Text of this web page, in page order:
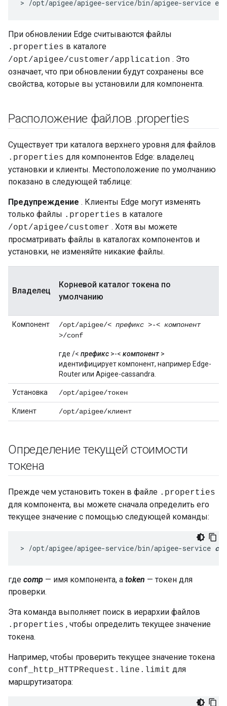
> /opt/apigee/apigee-service/bin/apigee-service
При обновлении Edge считываются файлы
.properties в каталоге
/opt/apigee/customer/application . Это
означает, что при обновлении будут сохранены все
свойства, которые вы установили для компонента.
Расположение файлов .properties
Существует три каталога верхнего уровня для файлов
.properties для компонентов Edge: владелец
установки и клиенты. Местоположение по умолчанию
показано в следующей таблице:
Предупреждение . Клиенты Edge могут изменять
только файлы .properties в каталоге
/opt/apigee/customer . Хотя вы можете
просматривать файлы в каталогах компонентов и
установки, не изменяйте никакие файлы.
Владелец
Корневой каталог токена по
умолчанию
Компонент /opt/apigee/< префикс >-< компонент
>/conf
где /< префикс >-< компонент >
идентифицирует компонент, например Edge-
Router или Apigee-cassandra.
Установка /opt/apigee/токен
Клиент /opt/apigee/клиент
Определение текущей стоимости
токена
Прежде чем установить токен в файле .properties
для компонента, вы можете сначала определить его
текущее значение с помощью следующей команды:
> /opt/apigee/apigee-service/bin/apigee-service
где comp — имя компонента, а token — токен для
проверки.
Эта команда выполняет поиск в иерархии файлов
.properties , чтобы определить текущее значение
токена.
Например, чтобы проверить текущее значение токена
conf_http_HTTPRequest.line.limit для
маршрутизатора: